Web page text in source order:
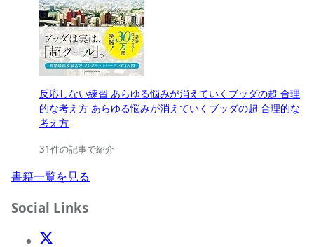
反応しない練習 あらゆる悩みが消えていくブッダの超 合理
的な考え方 あらゆる悩みが消えていくブッダの超 合理的な
考え方
31件の記事で紹介
書籍一覧を見る
Social Links
X(Twitter)